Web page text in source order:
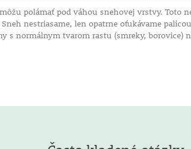
polámať pod váhou snehovej vrstvy. Toto
nestriasame, len opatrne oťukávame
s normálnym tvarom rastu (smreky, borovice)